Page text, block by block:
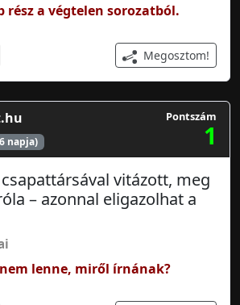
rész a végtelen sorozatból.
Megosztom!
napja)
Pontszám
1
vitázott, meg
– azonnal eligazolhat a
lenne, miről írnának?